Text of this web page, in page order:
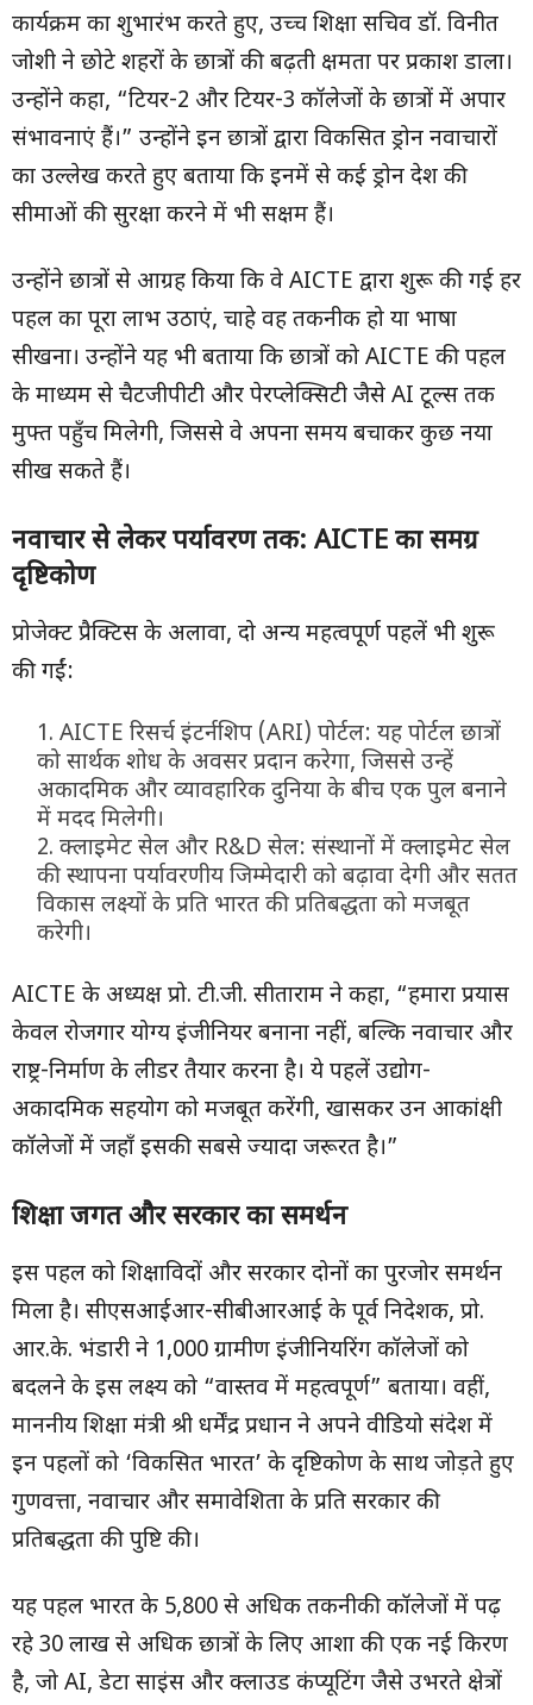
कार्यक्रम का शुभारंभ करते हुए, उच्च शिक्षा सचिव डॉ. विनीत
जोशी ने छोटे शहरों के छात्रों की बढ़ती क्षमता पर प्रकाश डाला।
उन्होंने कहा, “टियर-2 और टियर-3 कॉलेजों के छात्रों में अपार
संभावनाएं हैं।” उन्होंने इन छात्रों द्वारा विकसित ड्रोन नवाचारों
का उल्लेख करते हुए बताया कि इनमें से कई ड्रोन देश की
सीमाओं की सुरक्षा करने में भी सक्षम हैं।
उन्होंने छात्रों से आग्रह किया कि वे AICTE द्वारा शुरू की गई हर
पहल का पूरा लाभ उठाएं, चाहे वह तकनीक हो या भाषा
सीखना। उन्होंने यह भी बताया कि छात्रों को AICTE की पहल
के माध्यम से चैटजीपीटी और पेरप्लेक्सिटी जैसे AI टूल्स तक
मुफ्त पहुँच मिलेगी, जिससे वे अपना समय बचाकर कुछ नया
सीख सकते हैं।
नवाचार से लेकर पर्यावरण तक: AICTE का समग्र
दृष्टिकोण
प्रोजेक्ट प्रैक्टिस के अलावा, दो अन्य महत्वपूर्ण पहलें भी शुरू
की गईं:
AICTE रिसर्च इंटर्नशिप (ARI) पोर्टल: यह पोर्टल छात्रों
को सार्थक शोध के अवसर प्रदान करेगा, जिससे उन्हें
अकादमिक और व्यावहारिक दुनिया के बीच एक पुल बनाने
में मदद मिलेगी।
क्लाइमेट सेल और R&D सेल: संस्थानों में क्लाइमेट सेल
की स्थापना पर्यावरणीय जिम्मेदारी को बढ़ावा देगी और सतत
विकास लक्ष्यों के प्रति भारत की प्रतिबद्धता को मजबूत
करेगी।
AICTE के अध्यक्ष प्रो. टी.जी. सीताराम ने कहा, “हमारा प्रयास
केवल रोजगार योग्य इंजीनियर बनाना नहीं, बल्कि नवाचार और
राष्ट्र-निर्माण के लीडर तैयार करना है। ये पहलें उद्योग-
अकादमिक सहयोग को मजबूत करेंगी, खासकर उन आकांक्षी
कॉलेजों में जहाँ इसकी सबसे ज्यादा जरूरत है।”
शिक्षा जगत और सरकार का समर्थन
इस पहल को शिक्षाविदों और सरकार दोनों का पुरजोर समर्थन
मिला है। सीएसआईआर-सीबीआरआई के पूर्व निदेशक, प्रो.
आर.के. भंडारी ने 1,000 ग्रामीण इंजीनियरिंग कॉलेजों को
बदलने के इस लक्ष्य को “वास्तव में महत्वपूर्ण” बताया। वहीं,
माननीय शिक्षा मंत्री श्री धर्मेंद्र प्रधान ने अपने वीडियो संदेश में
इन पहलों को ‘विकसित भारत’ के दृष्टिकोण के साथ जोड़ते हुए
गुणवत्ता, नवाचार और समावेशिता के प्रति सरकार की
प्रतिबद्धता की पुष्टि की।
यह पहल भारत के 5,800 से अधिक तकनीकी कॉलेजों में पढ़
रहे 30 लाख से अधिक छात्रों के लिए आशा की एक नई किरण
है, जो AI, डेटा साइंस और क्लाउड कंप्यूटिंग जैसे उभरते क्षेत्रों